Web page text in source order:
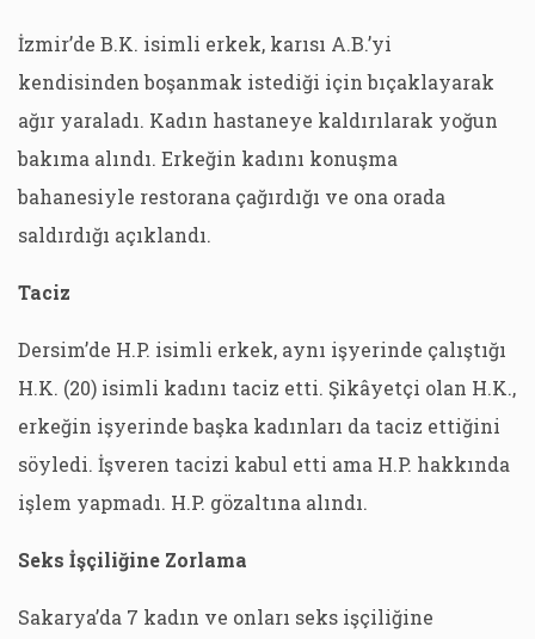
İzmir’de B.K. isimli erkek, karısı A.B.’yi
kendisinden boşanmak istediği için bıçaklayarak
ağır yaraladı. Kadın hastaneye kaldırılarak yoğun
bakıma alındı. Erkeğin kadını konuşma
bahanesiyle restorana çağırdığı ve ona orada
saldırdığı açıklandı.
Taciz
Dersim’de H.P. isimli erkek, aynı işyerinde çalıştığı
H.K. (20) isimli kadını taciz etti. Şikâyetçi olan H.K.,
erkeğin işyerinde başka kadınları da taciz ettiğini
söyledi. İşveren tacizi kabul etti ama H.P. hakkında
işlem yapmadı. H.P. gözaltına alındı.
Seks İşçiliğine Zorlama
Sakarya’da 7 kadın ve onları seks işçiliğine